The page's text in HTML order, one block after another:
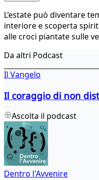
L’estate può diventare
interiore e scoperta
alle croci piantate sulle
Da altri Podcast
Il Vangelo
Il coraggio di non
Ascolta il podcast
Dentro l'Avvenire